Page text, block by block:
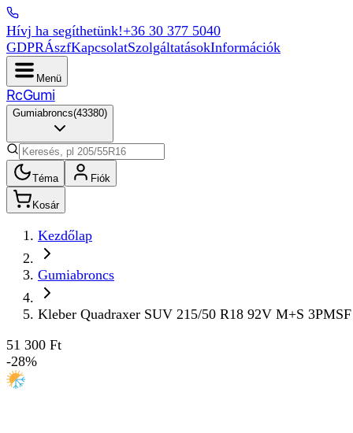
Hívj ha segíthetünk!+36 30 377 5040
GDPRÁszfKapcsolatSzolgáltatásokInformációk
Menü
RcGumi
Gumiabroncs(43380)
Téma Fiók
Kosár
Kezdőlap
Gumiabroncs
Kleber Quadraxer SUV 215/50 R18 92V M+S
51 300 Ft
-28%